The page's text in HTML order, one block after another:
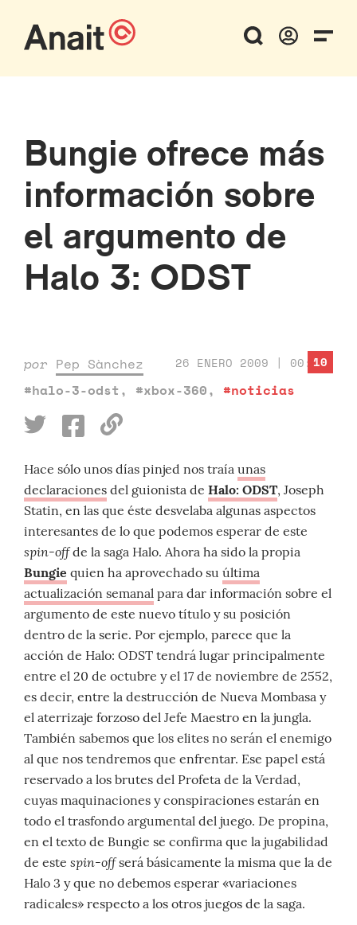
Bungie ofrece más
información sobre
el argumento de
Halo 3: ODST
por Pep Sànchez 26 ENERO 2009 | 00:30
#halo-3-odst, #xbox-360, #noticias
10
Hace sólo unos días pinjed nos traía unas
declaraciones del guionista de Halo: ODST, Joseph
Statin, en las que éste desvelaba algunas aspectos
interesantes de lo que podemos esperar de este
spin-offde la saga Halo. Ahora ha sido la propia
Bungie quien ha aprovechado su última
actualización semanal para dar información sobre el
argumento de este nuevo título y su posición
dentro de la serie. Por ejemplo, parece que la
acción de Halo: ODST tendrá lugar principalmente
entre el 20 de octubre y el 17 de noviembre de 2552,
es decir, entre la destrucción de Nueva Mombasa y
el aterrizaje forzoso del Jefe Maestro en la jungla.
También sabemos que los elites no serán el enemigo
al que nos tendremos que enfrentar. Ese papel está
reservado a los brutes del Profeta de la Verdad,
cuyas maquinaciones y conspiraciones estarán en
todo el trasfondo argumental del juego. De propina,
en el texto de Bungie se confirma que la jugabilidad
de este spin-offserá básicamente la misma que la de
Halo 3 y que no debemos esperar «variaciones
radicales» respecto a los otros juegos de la saga.